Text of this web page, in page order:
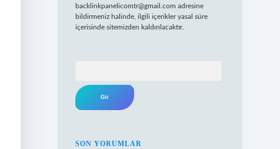
backlinkpanelicomtr@gmail.com adresine
bildirmeniz halinde, ilgili içerikler yasal süre
içerisinde sitemizden kaldırılacaktır.
SON YORUMLAR